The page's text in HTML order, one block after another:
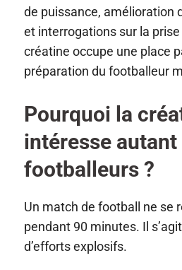
de puissance, amélioration
et interrogations sur la prise
créatine occupe une place
préparation du footballeur
Pourquoi la
intéresse autant
footballeurs ?
Un match de football ne se
pendant 90 minutes. Il
d’efforts explosifs.